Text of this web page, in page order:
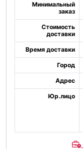
Минимальный
заказ
Стоимость
доставки
Время доставки
Город
Адрес
Юр.лицо